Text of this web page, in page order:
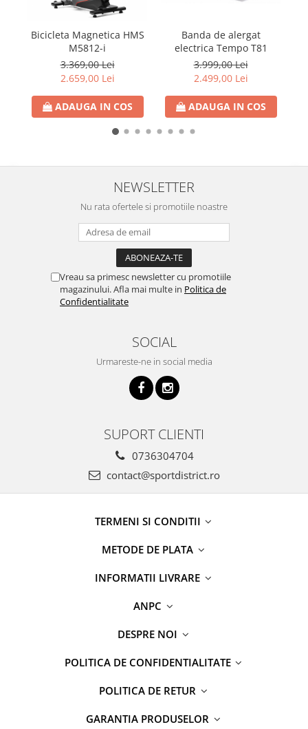
Bicicleta Magnetica HMS
M5812-i
3.369,00 Lei
2.659,00 Lei
ADAUGA IN COS
Banda de alergat
electrica Tempo T81
3.999,00 Lei
2.499,00 Lei
ADAUGA IN COS
NEWSLETTER
Nu rata ofertele si promotiile noastre
Vreau sa primesc newsletter cu promotiile
magazinului. Afla mai multe in Politica de
Confidentialitate
SOCIAL
Urmareste-ne in social media
SUPORT CLIENTI
0736304704
contact@sportdistrict.ro
TERMENI SI CONDITII
METODE DE PLATA
INFORMATII LIVRARE
ANPC
DESPRE NOI
POLITICA DE CONFIDENTIALITATE
POLITICA DE RETUR
GARANTIA PRODUSELOR